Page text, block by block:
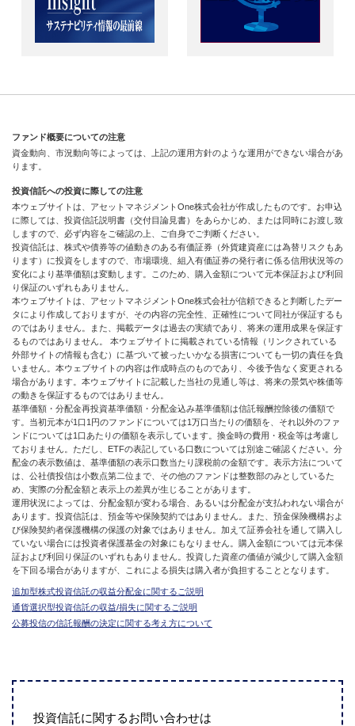
ファンド概要についての注意
資金動向、市況動向等によっては、上記の運用方針のような運用ができない場合があ
ります。
投資信託への投資に際しての注意
本ウェブサイトは、アセットマネジメントOne株式会社が作成したものです。お申込
に際しては、投資信託説明書（交付目論見書）をあらかじめ、または同時にお渡し致
しますので、必ず内容をご確認の上、ご自身でご判断ください。
投資信託は、株式や債券等の値動きのある有価証券（外貨建資産には為替リスクもあ
ります）に投資をしますので、市場環境、組入有価証券の発行者に係る信用状況等の
変化により基準価額は変動します。このため、購入金額について元本保証および利回
り保証のいずれもありません。
本ウェブサイトは、アセットマネジメントOne株式会社が信頼できると判断したデー
タにより作成しておりますが、その内容の完全性、正確性について同社が保証するも
のではありません。また、掲載データは過去の実績であり、将来の運用成果を保証す
るものではありません。 本ウェブサイトに掲載されている情報（リンクされている
外部サイトの情報も含む）に基づいて被ったいかなる損害についても一切の責任を負
いません。本ウェブサイトの内容は作成時点のものであり、今後予告なく変更される
場合があります。本ウェブサイトに記載した当社の見通し等は、将来の景気や株価等
の動きを保証するものではありません。
基準価額・分配金再投資基準価額・分配金込み基準価額は信託報酬控除後の価額で
す。当初元本が1口1円のファンドについては1万口当たりの価額を、それ以外のファ
ンドについては1口あたりの価額を表示しています。換金時の費用・税金等は考慮し
ておりません。ただし、ETFの表記している口数については別途ご確認ください。分
配金の表示数値は、基準価額の表示口数当たり課税前の金額です。表示方法について
は、公社債投信は小数点第二位まで、その他のファンドは整数部のみとしているた
め、実際の分配金額と表示上の差異が生じることがあります。
運用状況によっては、分配金額が変わる場合、あるいは分配金が支払われない場合が
あります。投資信託は、預金等や保険契約ではありません。また、預金保険機構およ
び保険契約者保護機構の保護の対象ではありません。加えて証券会社を通して購入し
ていない場合には投資者保護基金の対象にもなりません。購入金額については元本保
証および利回り保証のいずれもありません。投資した資産の価値が減少して購入金額
を下回る場合がありますが、これによる損失は購入者が負担することとなります。
追加型株式投資信託の収益分配金に関するご説明
通貨選択型投資信託の収益/損失に関するご説明
公募投信の信託報酬の決定に関する考え方について
投資信託に関するお問い合わせは